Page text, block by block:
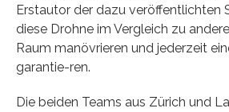
Erstautor der dazu veröffentlichten
diese Drohne im Vergleich zu
Raum manövrieren und jederzeit
garantie-ren.
Die beiden Teams aus Zürich und